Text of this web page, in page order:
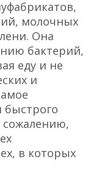
молочных
Она
бактерий,
еду и не
и
быстрого
сожалению,
в которых